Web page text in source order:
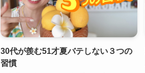
30代が羨む51才夏バテしない３つの
習慣